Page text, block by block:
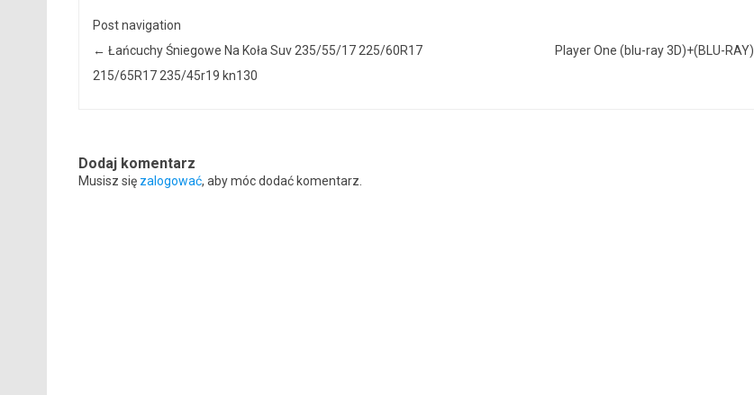
Post navigation
← Łańcuchy Śniegowe Na Koła Suv 235/55/17 225/60R17
215/65R17 235/45r19 kn130
Player One (blu-ray 3D)+(BLU-RAY)
Dodaj komentarz
Musisz się zalogować, aby móc dodać komentarz.